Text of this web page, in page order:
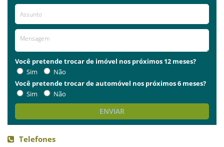
Você pretende trocar de imóvel nos próximos 12 meses?
Sim
Não
Você pretende trocar de automóvel nos próximos 6 meses?
Sim
Não
ENVIAR
Telefones